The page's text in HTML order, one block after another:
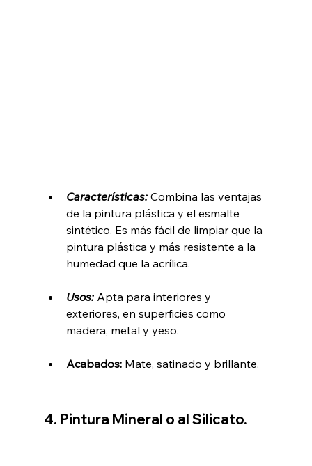
Características: Combina las ventajas
de la pintura plástica y el esmalte
sintético. Es más fácil de limpiar que la
pintura plástica y más resistente a la
humedad que la acrílica.
Usos: Apta para interiores y
exteriores, en superficies como
madera, metal y yeso.
Acabados: Mate, satinado y brillante.
4. Pintura Mineral o al Silicato.